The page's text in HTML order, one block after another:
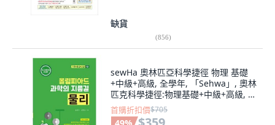
缺貨
(856)
sewHa 奧林匹亞科學捷徑 物理 基礎
+中級+高級, 全學年, 「Sehwa」, 奧林
匹克科學捷徑:物理基礎+中級+高級, 尹
鍾秀、金泰鎮(作者)
首購折扣價$705